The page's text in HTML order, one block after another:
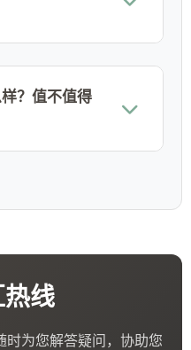
？值不值得
线
为您解答疑问，协助您